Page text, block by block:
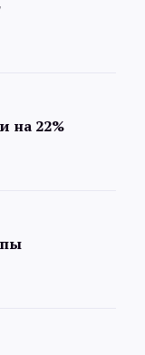
на 22%